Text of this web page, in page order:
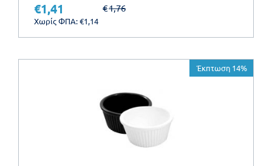
€1,76
€1,41
Χωρίς ΦΠΑ:€1,14
Έκπτωση 14%